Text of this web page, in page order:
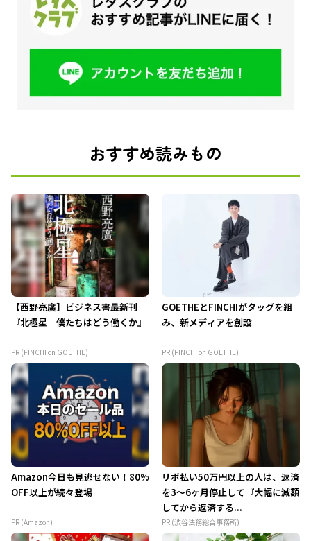
おすすめ読みもの
【西野亮廣】ビジネス書最新刊
『北極星 僕たちはどう働くか』
PR (FINCHI on GOETHE)
GOETHEとFINCHIがタッグを組
み、新メディアを創設
PR (FINCHI on GOETHE)
Amazon今日も見逃せない！80%
OFF以上が続々登場
PR (Amazon)
リボ払い50万円以上の人は、返済
を3～6ヶ月停止して『大幅に減額
してから返済する...
PR (渋谷法務総合事務所)